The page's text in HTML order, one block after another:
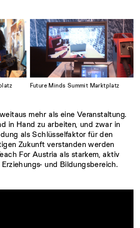
Future Minds Summit Marktplatz
mehr als eine Veranstaltung.
in Hand zu arbeiten, und zwar in
als Schlüsselfaktor für den
Zukunft verstanden werden
For Austria als starkem, aktiv
und Bildungsbereich.